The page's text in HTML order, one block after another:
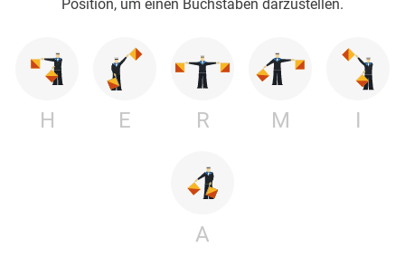
Position, um einen Buchstaben darzustellen.
H E R M I
A